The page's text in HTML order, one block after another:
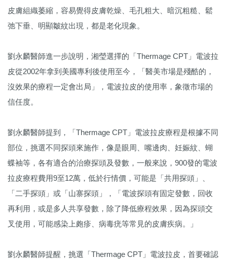
皮膚組織萎縮，容易覺得皮膚乾燥、毛孔粗大、暗沉粗糙、鬆
弛下垂、明顯皺紋出現，都是老化現象。
劉永麟醫師進一步說明，湘瑩選擇的「Thermage CPT」電波拉
皮從2002年拿到美國專利後使用至今，「醫美市場是殘酷的，
沒效果的療程一定會出局」，電波拉皮的使用率，象徵市場的
信任度。
劉永麟醫師提到，「Thermage CPT」電波拉皮療程是根據不同
部位，挑選不同探頭來施作，像是眼周、嘴邊肉、妊娠紋、蝴
蝶袖等，各有適合的治療探頭及發數，一般來說，900發的電波
拉皮療程費用9至12萬，低於行情價，可能是「共用探頭」、
「二手探頭」或「山寨探頭」，「電波探頭有固定發數，回收
再利用，或是多人共享發數，除了降低療程效果，因為探頭交
叉使用，可能感染上皰疹、病毒疣等常見的皮膚疾病。」
劉永麟醫師提醒，挑選「Thermage CPT」電波拉皮，首要確認